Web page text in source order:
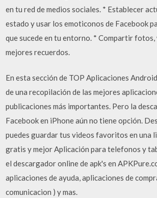
en tu red de medios sociales. * Establecer
estado y usar los emoticonos de Facebook
que sucede en tu entorno. * Compartir fotos,
mejores recuerdos.
En esta sección de TOP Aplicaciones
de una recopilación de las mejores
publicaciones más importantes. Pero la
Facebook en iPhone aún no tiene opción.
puedes guardar tus videos favoritos en una
gratis y mejor Aplicación para telefonos y
el descargador online de apk's en
aplicaciones de ayuda, aplicaciones de
comunicacion ) y mas.